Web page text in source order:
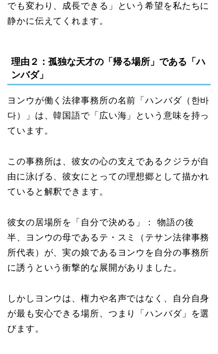
でも変わり、成長できる」という希望を私たちに
静かに伝えてくれます。
理由２：孤独な天才の「帰る場所」である「ハ
ンバダ」
ヨンウが働く法律事務所の名前「ハンバダ（한바
다）」は、韓国語で「広い海」という意味を持っ
ています。
この事務所は、彼女の心の支えであるクジラが自
由に泳げる、彼女にとっての理想郷として描かれ
ていると解釈できます。
彼女の居場所を「自分で決める」： 物語の後
半、ヨンウの母であるテ・スミ（テサン法律事務
所代表）が、実の娘であるヨンウを自分の事務所
に誘うという衝撃的な展開がありました。
しかしヨンウは、権力や名声ではなく、自分自身
が最も安心できる場所、つまり「ハンバダ」を選
びます。